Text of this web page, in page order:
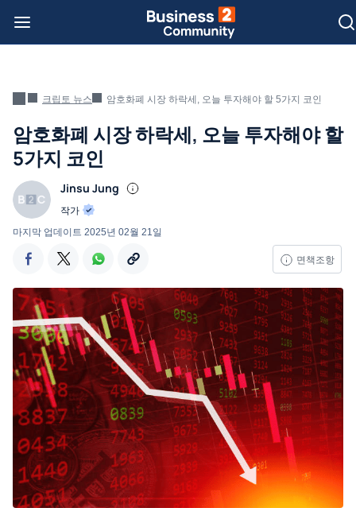
크립토 뉴스 암호화폐 시장 하락세, 오늘 투자해야 할 5가지 코인
암호화폐 시장 하락세, 오늘 투자해야 할
5가지 코인
Jinsu Jung
작가
면책조항
마지막 업데이트 2025년 02월 21일